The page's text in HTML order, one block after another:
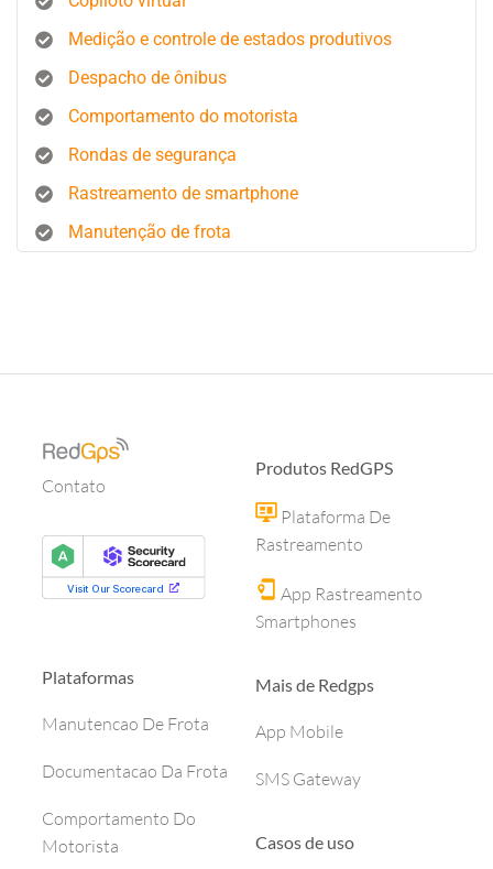
Medição e controle de estados produtivos
Despacho de ônibus
Comportamento do motorista
Rondas de segurança
Rastreamento de smartphone
Manutenção de frota
Contato
Plataformas
Manutencao De Frota
Documentacao Da Frota
Comportamento Do
Motorista
Produtos RedGPS
Plataforma De
Rastreamento
App Rastreamento
Smartphones
Mais de Redgps
App Mobile
SMS Gateway
Casos de uso